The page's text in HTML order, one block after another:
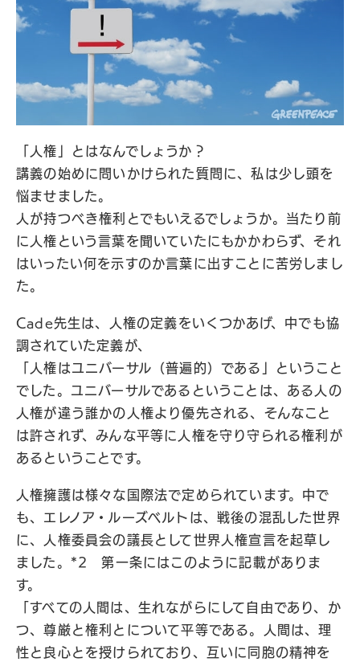
「人権」とはなんでしょうか？
講義の始めに問いかけられた質問に、私は少し頭を
悩ませました。
人が持つべき権利とでもいえるでしょうか。当たり前
に人権という言葉を聞いていたにもかかわらず、それ
はいったい何を示すのか言葉に出すことに苦労しまし
た。
Cade先生は、人権の定義をいくつかあげ、中でも協
調されていた定義が、
「人権はユニバーサル（普遍的）である」ということ
でした。ユニバーサルであるということは、ある人の
人権が違う誰かの人権より優先される、そんなこと
は許されず、みんな平等に人権を守り守られる権利が
あるということです。
人権擁護は様々な国際法で定められています。中で
も、エレノア・ルーズベルトは、戦後の混乱した世界
に、人権委員会の議長として世界人権宣言を起草し
ました。*2 第一条にはこのように記載がありま
す。
「すべての人間は、生れながらにして自由であり、か
つ、尊厳と権利とについて平等である。人間は、理
性と良心とを授けられており、互いに同胞の精神を